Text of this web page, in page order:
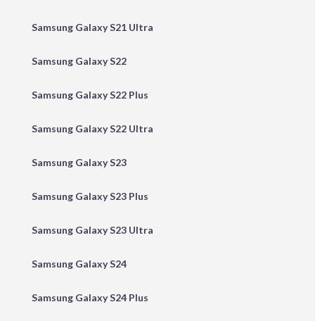
Samsung Galaxy S21 Ultra
Samsung Galaxy S22
Samsung Galaxy S22 Plus
Samsung Galaxy S22 Ultra
Samsung Galaxy S23
Samsung Galaxy S23 Plus
Samsung Galaxy S23 Ultra
Samsung Galaxy S24
Samsung Galaxy S24 Plus